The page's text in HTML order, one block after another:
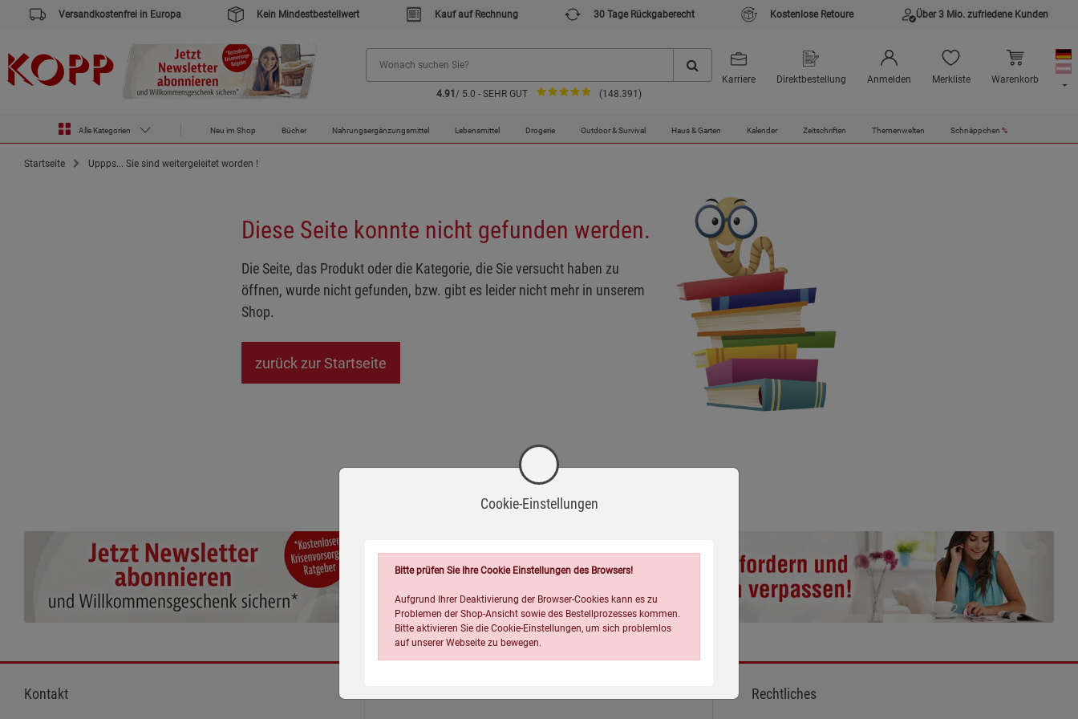
Versandkostenfrei in Europa Kein Mindestbestellwert Kauf auf Rechnung 30 Tage Rückgaberecht Kostenlose Retoure Über 3 Mio. zufriedene Kunden
4.91 / 5.0 - SEHR GUT (148.391)
Karriere Direktbestellung Anmelden Merkliste Warenkorb
Alle Kategorien Neu im Shop Bücher Nahrungsergänzungsmittel Lebensmittel Drogerie Outdoor & Survival Haus & Garten Kalender Zeitschriften Themenwelten Schnäppchen %
Startseite Uppps... Sie sind weitergeleitet worden !
Diese Seite konnte nicht gefunden werden.
Die Seite, das Produkt oder die Kategorie, die Sie versucht haben zu
öffnen, wurde nicht gefunden, bzw. gibt es leider nicht mehr in unserem
Shop.
zurück zur Startseite
Kontakt Rechtliches
Cookie-Einstellungen
Bitte prüfen Sie Ihre Cookie Einstellungen des Browsers!
Aufgrund Ihrer Deaktivierung der Browser-Cookies kann es zu
Problemen der Shop-Ansicht sowie des Bestellprozesses kommen.
Bitte aktivieren Sie die Cookie-Einstellungen, um sich problemlos
auf unserer Webseite zu bewegen.